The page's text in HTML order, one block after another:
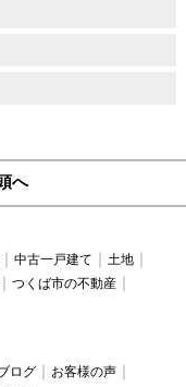
へ
中古一戸建て
土地
つくば市の不動産
ログ
お客様の声